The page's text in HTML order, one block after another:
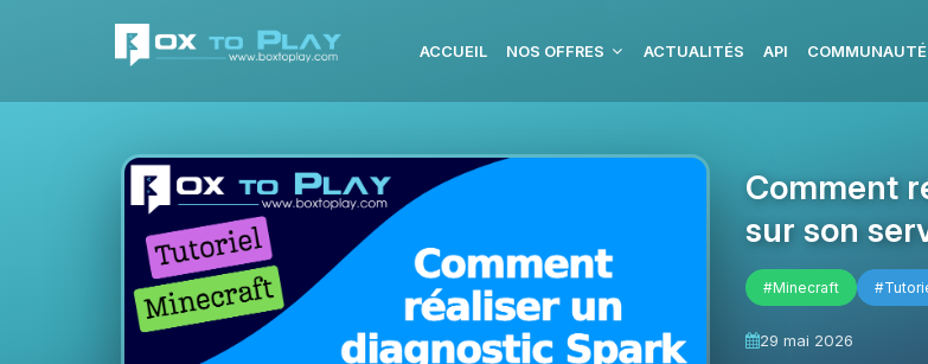
ACCUEIL NOS OFFRES ACTUALITÉS API COMMUNAUTÉ
Comment
sur son
#Minecraft
29 mai 2026